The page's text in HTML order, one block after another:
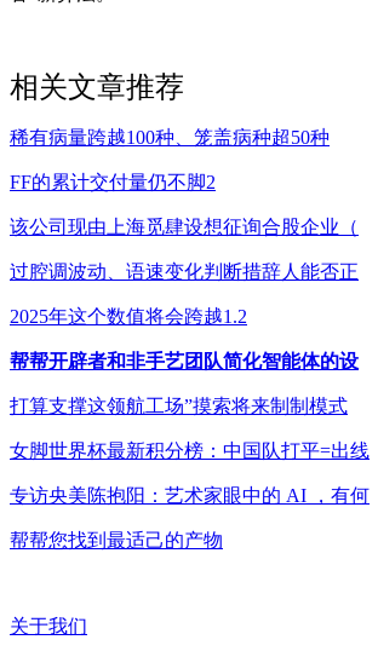
相关文章推荐
稀有病量跨越100种、笼盖病种超50种
FF的累计交付量仍不脚2
该公司现由上海觅肆设想征询合股企业（
过腔调波动、语速变化判断措辞人能否正
2025年这个数值将会跨越1.2
帮帮开辟者和非手艺团队简化智能体的设
打算支撑这领航工场”摸索将来制制模式
女脚世界杯最新积分榜：中国队打平=出线
专访央美陈抱阳：艺术家眼中的 AI ，有何
帮帮您找到最适己的产物
关于我们